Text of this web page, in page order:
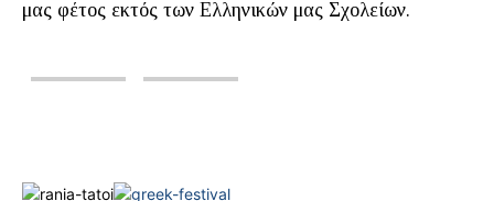
μας φέτος εκτός των Ελληνικών μας Σχολείων.